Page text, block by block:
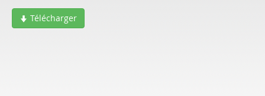
Télécharger